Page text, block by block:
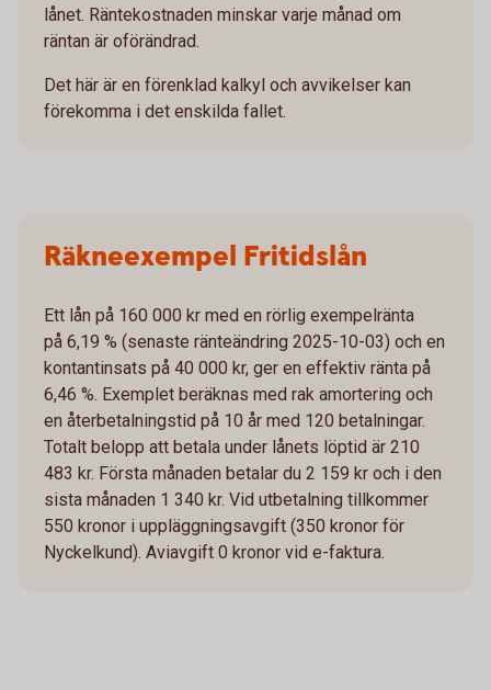
lånet. Räntekostnaden minskar varje månad om
räntan är oförändrad.
Det här är en förenklad kalkyl och avvikelser kan
förekomma i det enskilda fallet.
Räkneexempel Fritidslån
Ett lån på 160 000 kr med en rörlig exempelränta
på 6,19 % (senaste ränteändring 2025-10-03) och en
kontantinsats på 40 000 kr, ger en effektiv ränta på
6,46 %. Exemplet beräknas med rak amortering och
en återbetalningstid på 10 år med 120 betalningar.
Totalt belopp att betala under lånets löptid är 210
483 kr. Första månaden betalar du 2 159 kr och i den
sista månaden 1 340 kr. Vid utbetalning tillkommer
550 kronor i uppläggningsavgift (350 kronor för
Nyckelkund). Aviavgift 0 kronor vid e-faktura.